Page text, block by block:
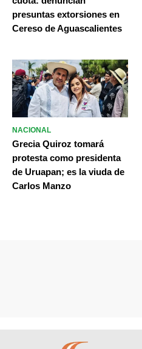
presuntas extorsiones en
Cereso de Aguascalientes
NACIONAL
Grecia Quiroz tomará
protesta como presidenta
de Uruapan; es la viuda de
Carlos Manzo